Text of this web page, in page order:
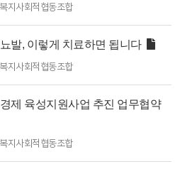
지사회적협동조합
발, 이렇게 치료하면 됩니다
지사회적협동조합
제 육성지원사업 추진 업무협약
지사회적협동조합